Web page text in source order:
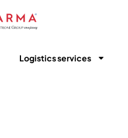
Logistics services